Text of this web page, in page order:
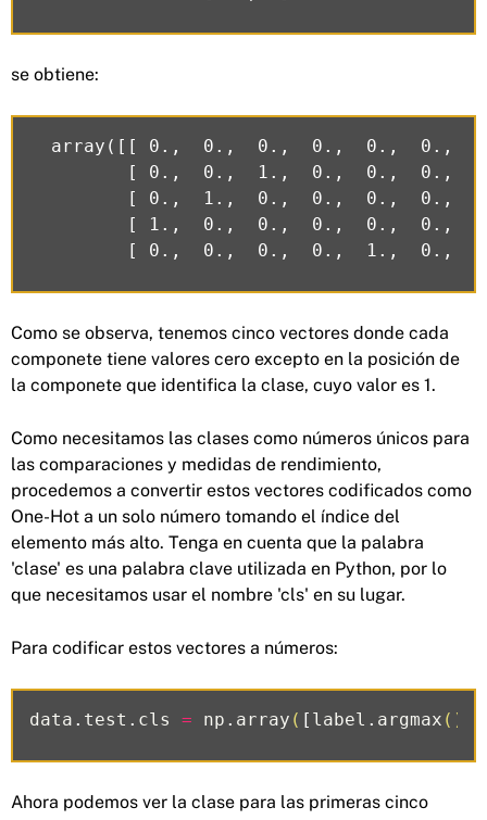
se obtiene:
array([[ 0.,  0.,  0.,  0.,  0.,  0.,
[ 0.,  0.,  1.,  0.,  0.,  0.,
[ 0.,  1.,  0.,  0.,  0.,  0.,
[ 1.,  0.,  0.,  0.,  0.,  0.,
Como se observa, tenemos cinco vectores donde cada
componete tiene valores cero excepto en la posición de
la componete que identifica la clase, cuyo valor es 1.
Como necesitamos las clases como números únicos para
las comparaciones y medidas de rendimiento,
procedemos a convertir estos vectores codificados como
One-Hot a un solo número tomando el índice del
elemento más alto. Tenga en cuenta que la palabra
'clase' es una palabra clave utilizada en Python, por lo
que necesitamos usar el nombre 'cls' en su lugar.
Para codificar estos vectores a números:
data . test . cls = np . array ( [ label . argmax ()
Ahora podemos ver la clase para las primeras cinco